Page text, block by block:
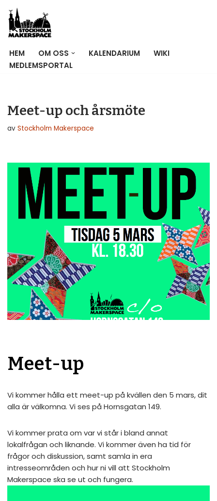
Hoppa
till
innehåll
HEM OM OSS KALENDARIUM
WIKI
MEDLEMSPORTAL
Meet-up och årsmöte
av Stockholm Makerspace
Meet-up
Vi kommer hålla ett meet-up på kvällen den 5 mars, dit
alla är välkomna. Vi ses på Hornsgatan 149.
Vi kommer prata om var vi står i bland annat
lokalfrågan och liknande. Vi kommer även ha tid för
frågor och diskussion, samt samla in era
intresseområden och hur ni vill att Stockholm
Makerspace ska se ut och fungera.